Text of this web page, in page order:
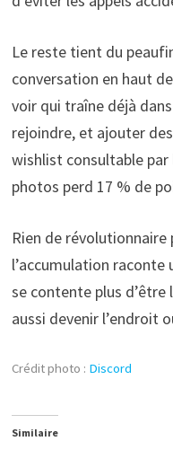
Le reste tient du
conversation en haut
voir qui traîne déjà
rejoindre, et ajouter
wishlist consultable par
photos perd 17 % de
Rien de
l’accumulation
se contente plus
aussi devenir l’endroit
Crédit photo : Discord
Similaire